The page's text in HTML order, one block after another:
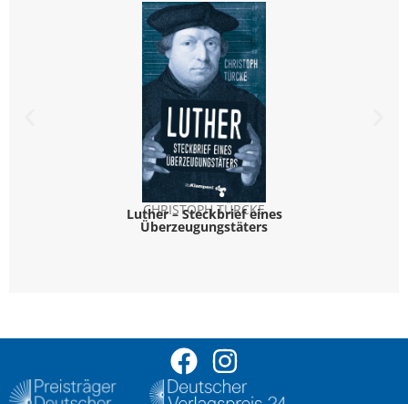
CHRISTOPH TÜRCKE
Luther – Steckbrief eines
Überzeugungstäters